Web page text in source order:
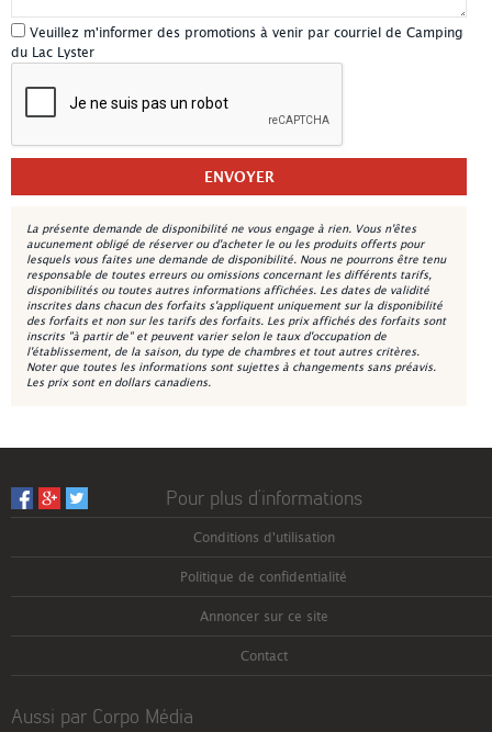
Veuillez m'informer des promotions à venir par courriel de Camping
du Lac Lyster
La présente demande de disponibilité ne vous engage à rien. Vous n'êtes
aucunement obligé de réserver ou d'acheter le ou les produits offerts pour
lesquels vous faites une demande de disponibilité. Nous ne pourrons être tenu
responsable de toutes erreurs ou omissions concernant les différents tarifs,
disponibilités ou toutes autres informations affichées. Les dates de validité
inscrites dans chacun des forfaits s'appliquent uniquement sur la disponibilité
des forfaits et non sur les tarifs des forfaits. Les prix affichés des forfaits sont
inscrits "à partir de" et peuvent varier selon le taux d'occupation de
l'établissement, de la saison, du type de chambres et tout autres critères.
Noter que toutes les informations sont sujettes à changements sans préavis.
Les prix sont en dollars canadiens.
Pour plus d’informations
Conditions d'utilisation
Politique de confidentialité
Annoncer sur ce site
Contact
Aussi par Corpo Média